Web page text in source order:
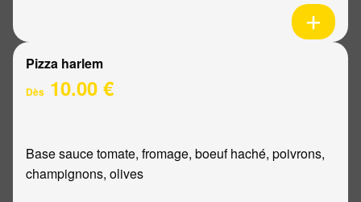
Pizza harlem
Dès 10.00 €
Base sauce tomate, fromage, boeuf haché, poivrons,
champignons, olives